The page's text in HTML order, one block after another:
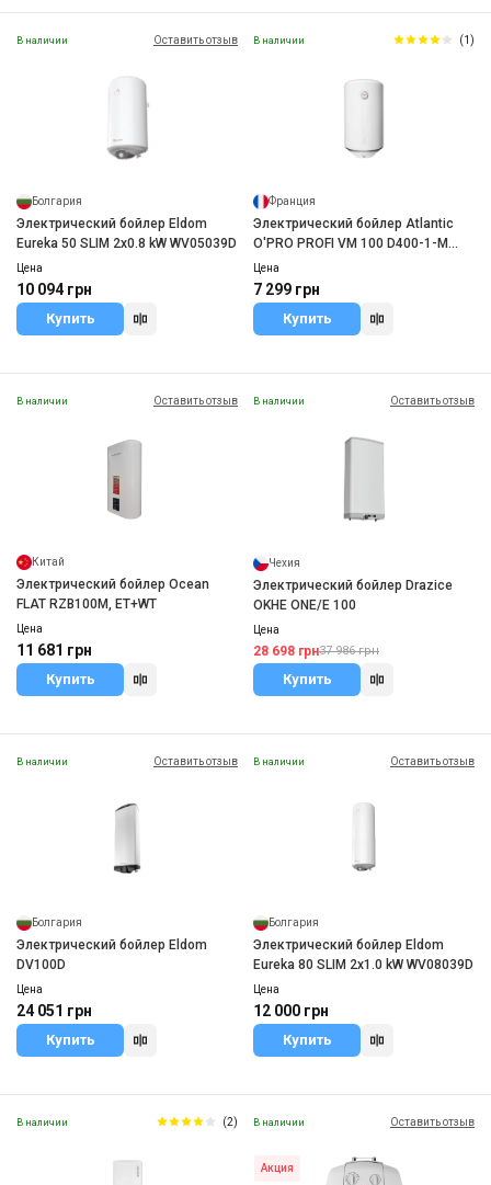
В наличии Оставить отзыв
Болгария
Электрический бойлер Eldom
Eureka 50 SLIM 2x0.8 kW WV05039D
Цена
10 094 грн
Купить
В наличии (1)
Франция
Электрический бойлер Atlantic
O'PRO PROFI VM 100 D400-1-M
(1500W)
Цена
7 299 грн
Купить
В наличии Оставить отзыв
Китай
Электрический бойлер Ocean
FLAT RZB100M, ET+WT
Цена
11 681 грн
Купить
В наличии Оставить отзыв
Чехия
Электрический бойлер Drazice
OKHE ONE/E 100
Цена
28 698 грн37 986 грн
Купить
В наличии Оставить отзыв
Болгария
Электрический бойлер Eldom
DV100D
Цена
24 051 грн
Купить
В наличии Оставить отзыв
Болгария
Электрический бойлер Eldom
Eureka 80 SLIM 2x1.0 kW WV08039D
Цена
12 000 грн
Купить
В наличии (2) В наличии Оставить отзыв
Акция